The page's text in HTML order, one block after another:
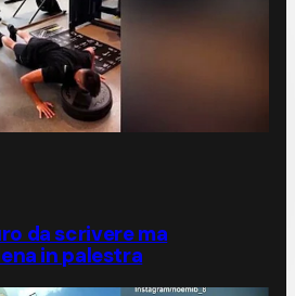
da scrivere ma
in palestra